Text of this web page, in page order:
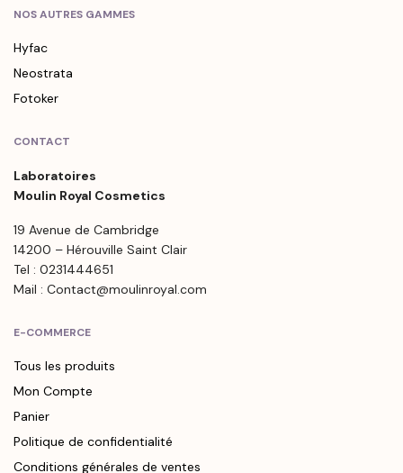
NOS AUTRES GAMMES
Hyfac
Neostrata
Fotoker
CONTACT
Laboratoires
Moulin Royal Cosmetics
19 Avenue de Cambridge
14200 – Hérouville Saint Clair
Tel : 0231444651
Mail : Contact@moulinroyal.com
E-COMMERCE
Tous les produits
Mon Compte
Panier
Politique de confidentialité
Conditions générales de ventes